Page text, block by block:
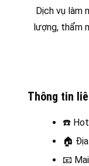
Dịch vụ làm
lượng, thẩm
Thông tin
☎️
🏠
📧